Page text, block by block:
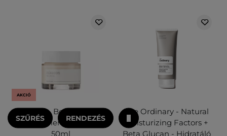
AKCIÓ
Mixsoon - Bean Cream -
Szójafermentum Krém -
50ml
The Ordinary - Natural
Moisturizing Factors +
Beta Glucan - Hidratáló
SZŰRÉS RENDEZÉS